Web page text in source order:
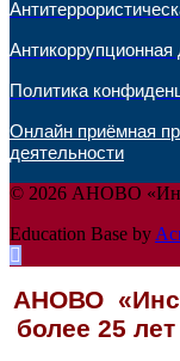
Антикоррупционная
Политика
Онлайн приёмная
деятельности
© 2026 АНОВО
Education Base by
АНОВО
более 25